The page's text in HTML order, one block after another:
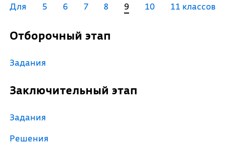
Для 5 6 7 8 9 10 11 классов
Отборочный этап
Задания
Заключительный этап
Задания
Решения